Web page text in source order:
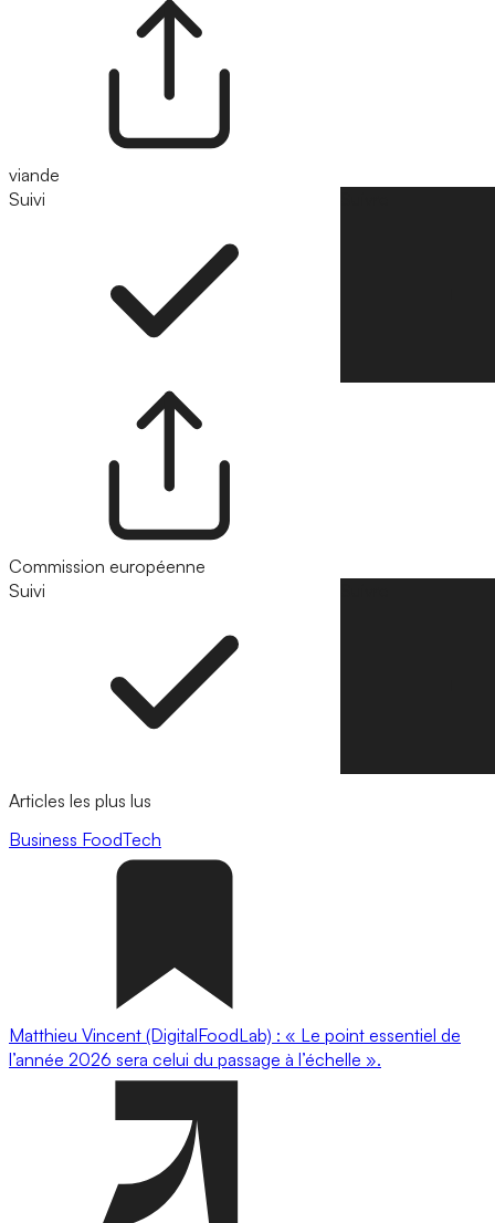
viande
Suivi
Commission européenne
Suivi
Articles les plus lus
Business FoodTech
Matthieu Vincent (DigitalFoodLab) : « Le point essentiel de
l’année 2026 sera celui du passage à l’échelle ».